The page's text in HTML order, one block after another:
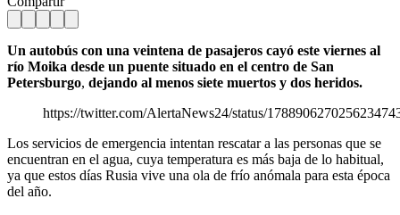
Un autobús con una veintena de pasajeros cayó este viernes al
río Moika desde un puente situado en el centro de San
Petersburgo, dejando al menos siete muertos y dos heridos.
https://twitter.com/AlertaNews24/status/
Los servicios de emergencia intentan rescatar a las personas que se
encuentran en el agua, cuya temperatura es más baja de lo habitual,
ya que estos días Rusia vive una ola de frío anómala para esta época
del año.